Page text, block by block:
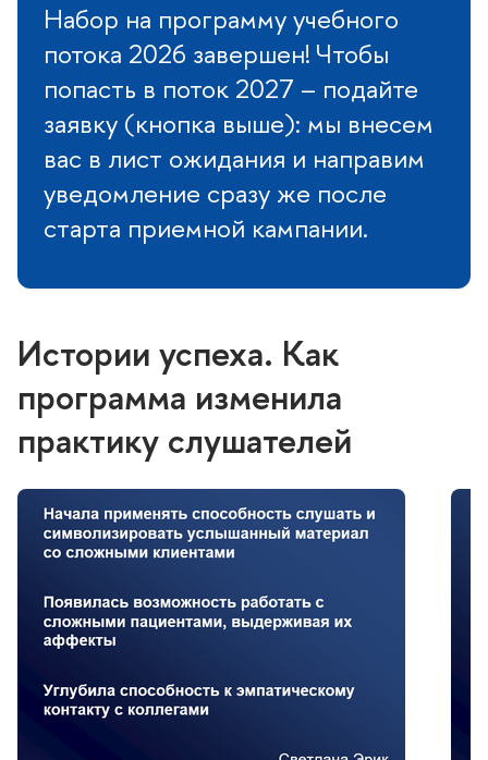
Набор на программу учебного
потока 2026 завершен! Чтобы
попасть в поток 2027 – подайте
заявку (кнопка выше): мы внесем
ас в лист ожидания и направим
уведомление сразу же после
старта приемной кампании.
Истории успеха. Как
программа изменила
практику слушателей